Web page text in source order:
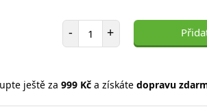
- Počet položek
+
ještě za 999 Kča získáte dopravu